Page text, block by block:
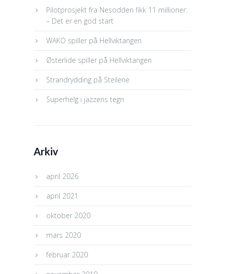
Pilotprosjekt fra Nesodden fikk 11 millioner:
– Det er en god start
WAKO spiller på Hellviktangen
Østerlide spiller på Hellviktangen
Strandrydding på Steilene
Superhelg i jazzens tegn
Arkiv
april 2026
april 2021
oktober 2020
mars 2020
februar 2020